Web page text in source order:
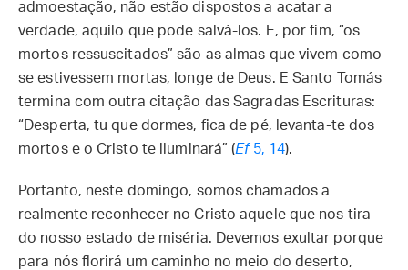
admoestação, não estão dispostos a acatar a
verdade, aquilo que pode salvá-los. E, por fim, “os
mortos ressuscitados” são as almas que vivem como
se estivessem mortas, longe de Deus. E Santo Tomás
termina com outra citação das Sagradas Escrituras:
“Desperta, tu que dormes, fica de pé, levanta-te dos
mortos e o Cristo te iluminará” (Ef5, 14).
Portanto, neste domingo, somos chamados a
realmente reconhecer no Cristo aquele que nos tira
do nosso estado de miséria. Devemos exultar porque
para nós florirá um caminho no meio do deserto,